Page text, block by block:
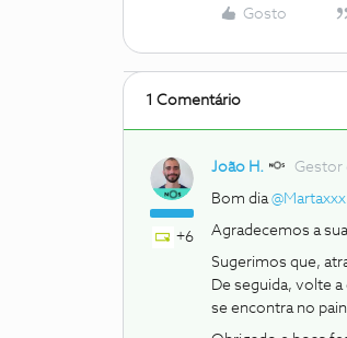
Gosto
1 Comentário
+6
João H. Gestor
Bom dia ​@Martaxxx
Agradecemos a
Sugerimos que,
De seguida, volte
se encontra no